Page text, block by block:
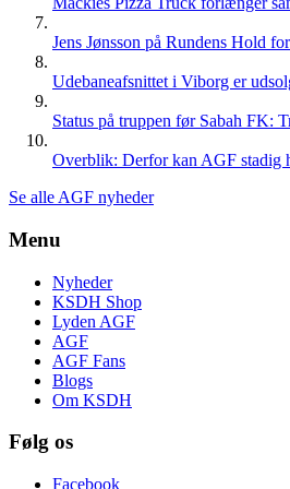
Jens Jønsson på Rundens Hold
Udebaneafsnittet i Viborg er
Status på truppen før Sabah FK:
Overblik: Derfor kan AGF stadig
Se alle AGF nyheder
Menu
Nyheder
KSDH Shop
Lyden AGF
AGF
AGF Fans
Blogs
Om KSDH
Følg os
Facebook